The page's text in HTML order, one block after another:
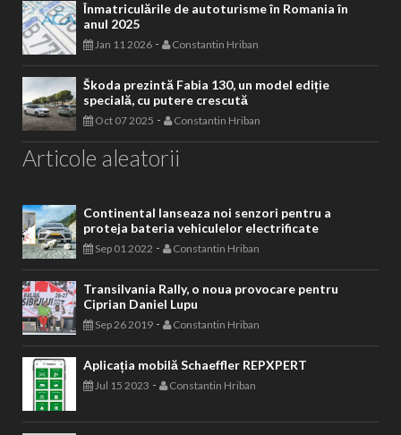
Înmatriculările de autoturisme în Romania în
anul 2025
Jan 11 2026 - Constantin Hriban
Škoda prezintă Fabia 130, un model ediție
specială, cu putere crescută
Oct 07 2025 - Constantin Hriban
Articole aleatorii
Continental lanseaza noi senzori pentru a
proteja bateria vehiculelor electrificate
Sep 01 2022 - Constantin Hriban
Transilvania Rally, o noua provocare pentru
Ciprian Daniel Lupu
Sep 26 2019 - Constantin Hriban
Aplicația mobilă Schaeffler REPXPERT
Jul 15 2023 - Constantin Hriban